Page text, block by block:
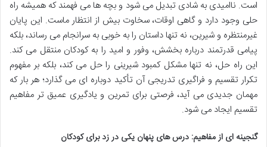
است. ناامیدی به شادی تبدیل می شود و بچه ها می فهمند که همیشه راه
حلی وجود دارد و گاهی اوقات، سخاوت بیش از انتظار ماست. این پایان
غیرمنتظره و شیرین، نه تنها داستان را به خوبی به سرانجام می رساند، بلکه
پیامی قدرتمند درباره بخشش، وفور و امید را به کودکان منتقل می کند.
این راه حل، نه تنها مشکل کمبود شیرینی را حل می کند، بلکه بر مفهوم
تکرار تقسیم و فراگیری تدریجی آن تأکید دوباره ای می گذارد؛ هر بار که
مهمان جدیدی می آید، فرصتی برای تمرین و یادگیری عمیق تر مفاهیم
تقسیم ایجاد می شود.
گنجینه ای از مفاهیم: درس های پنهان یکی در زد برای کودکان